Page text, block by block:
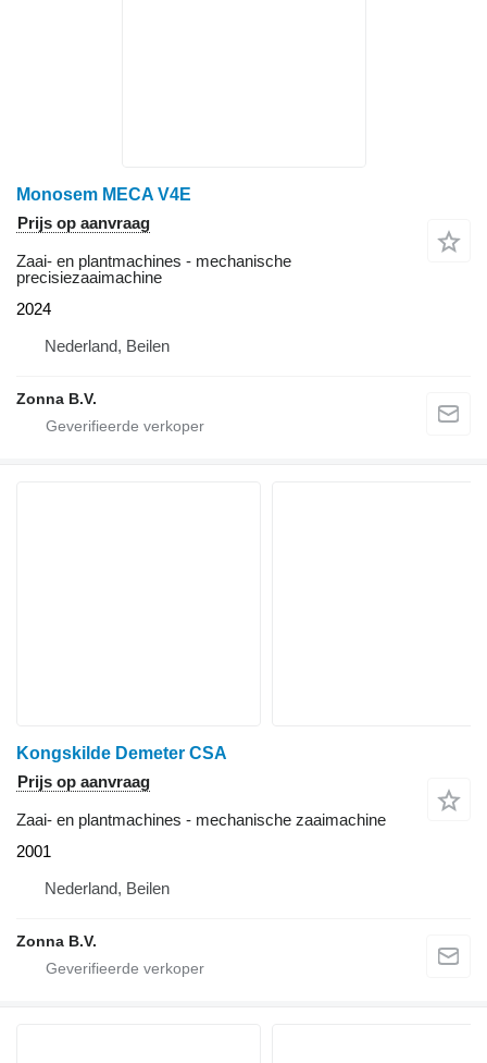
Monosem MECA V4E
Prijs op aanvraag
Zaai- en plantmachines - mechanische
precisiezaaimachine
2024
Nederland, Beilen
Zonna B.V.
Kongskilde Demeter CSA
Prijs op aanvraag
Zaai- en plantmachines - mechanische zaaimachine
2001
Nederland, Beilen
Zonna B.V.